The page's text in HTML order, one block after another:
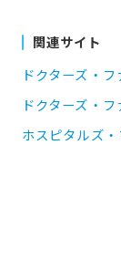
関連サイト
ドクターズ・
ドクターズ・
ホスピタルズ